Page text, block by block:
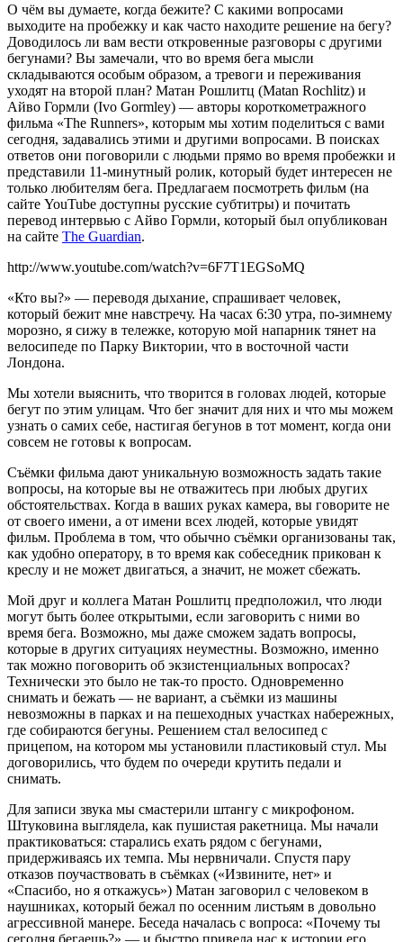
О чём вы думаете, когда бежите? С какими вопросами
выходите на пробежку и как часто находите решение на бегу?
Доводилось ли вам вести откровенные разговоры с другими
бегунами? Вы замечали, что во время бега мысли
складываются особым образом, а тревоги и переживания
уходят на второй план? Матан Рошлитц (Matan Rochlitz) и
Айво Гормли (Ivo Gormley) — авторы короткометражного
фильма «The Runners», которым мы хотим поделиться с вами
сегодня, задавались этими и другими вопросами. В поисках
ответов они поговорили с людьми прямо во время пробежки и
представили 11-минутный ролик, который будет интересен не
только любителям бега. Предлагаем посмотреть фильм (на
сайте YouTube доступны русские субтитры) и почитать
перевод интервью с Айво Гормли, который был опубликован
на сайте The Guardian.
http://www.youtube.com/watch?v=6F7T1EGSoMQ
«Кто вы?» — переводя дыхание, спрашивает человек,
который бежит мне навстречу. На часах 6:30 утра, по-зимнему
морозно, я сижу в тележке, которую мой напарник тянет на
велосипеде по Парку Виктории, что в восточной части
Лондона.
Мы хотели выяснить, что творится в головах людей, которые
бегут по этим улицам. Что бег значит для них и что мы можем
узнать о самих себе, настигая бегунов в тот момент, когда они
совсем не готовы к вопросам.
Съёмки фильма дают уникальную возможность задать такие
вопросы, на которые вы не отважитесь при любых других
обстоятельствах. Когда в ваших руках камера, вы говорите не
от своего имени, а от имени всех людей, которые увидят
фильм. Проблема в том, что обычно съёмки организованы так,
как удобно оператору, в то время как собеседник прикован к
креслу и не может двигаться, а значит, не может сбежать.
Мой друг и коллега Матан Рошлитц предположил, что люди
могут быть более открытыми, если заговорить с ними во
время бега. Возможно, мы даже сможем задать вопросы,
которые в других ситуациях неуместны. Возможно, именно
так можно поговорить об экзистенциальных вопросах?
Технически это было не так-то просто. Одновременно
снимать и бежать — не вариант, а съёмки из машины
невозможны в парках и на пешеходных участках набережных,
где собираются бегуны. Решением стал велосипед с
прицепом, на котором мы установили пластиковый стул. Мы
договорились, что будем по очереди крутить педали и
снимать.
Для записи звука мы смастерили штангу с микрофоном.
Штуковина выглядела, как пушистая ракетница. Мы начали
практиковаться: старались ехать рядом с бегунами,
придерживаясь их темпа. Мы нервничали. Спустя пару
отказов поучаствовать в съёмках («Извините, нет» и
«Спасибо, но я откажусь») Матан заговорил с человеком в
наушниках, который бежал по осенним листьям в довольно
агрессивной манере. Беседа началась с вопроса: «Почему ты
сегодня бегаешь?» — и быстро привела нас к истории его